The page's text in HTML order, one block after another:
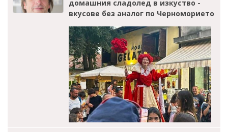
домашния сладолед в изкуство -
вкусове без аналог по Черноморието